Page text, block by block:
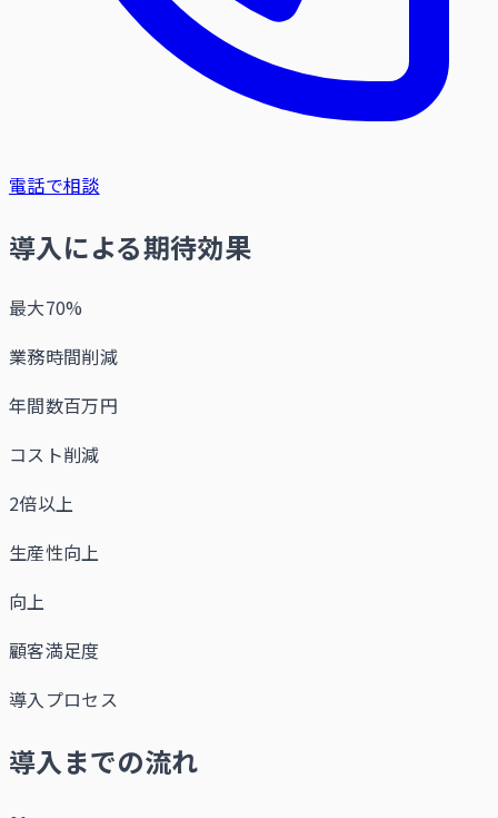
電話で相談
導入による期待効果
最大70%
業務時間削減
年間数百万円
コスト削減
2倍以上
生産性向上
向上
顧客満足度
導入プロセス
導入までの流れ